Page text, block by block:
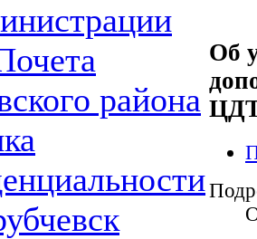
района
Об